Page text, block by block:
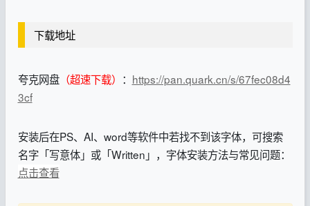
下载地址
夸克网盘（超速下载） ： https://pan.quark.cn/s/67fec08d4
3cf
安装后在PS、AI、word等软件中若找不到该字体，可搜索
名字「写意体」或「Written」，字体安装方法与常见问题：
点击查看